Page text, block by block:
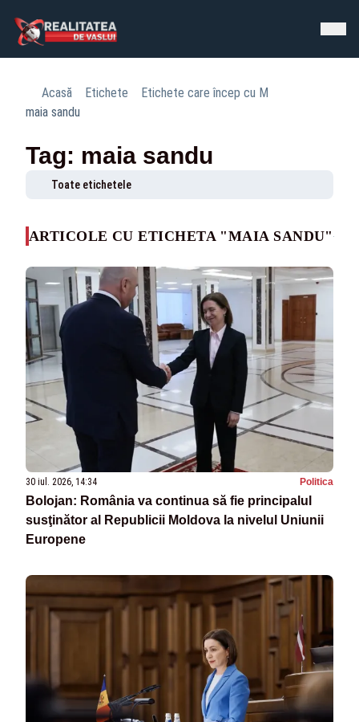
Acasă Etichete
Etichete care încep cu M
maia sandu
Tag: maia sandu
Toate etichetele
ARTICOLE CU ETICHETA "MAIA SANDU"
30 iul. 2026, 14:34 Politica
Bolojan: România va continua să fie principalul
susţinător al Republicii Moldova la nivelul Uniunii
Europene